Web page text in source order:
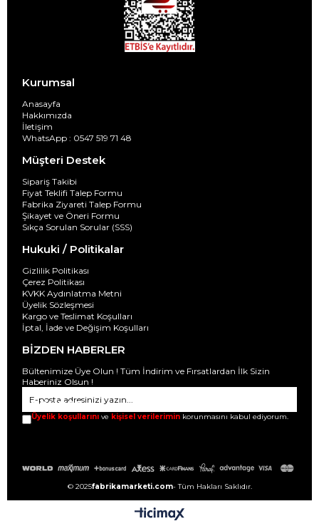
Kurumsal
Anasayfa
Hakkımızda
İletişim
WhatsApp : 0547 519 71 48
Müşteri Destek
Sipariş Takibi
Fiyat Teklifi Talep Formu
Fabrika Ziyareti Talep Formu
Şikayet ve Öneri Formu
Sıkça Sorulan Sorular (SSS)
Hukuki / Politikalar
Gizlilik Politikası
Çerez Politikası
KVKK Aydınlatma Metni
Üyelik Sözleşmesi
Kargo ve Teslimat Koşulları
İptal, İade ve Değişim Koşulları
BİZDEN HABERLER
Bültenimize Üye Olun ! Tüm İndirim ve Fırsatlardan İlk Sizin
Haberiniz Olsun !
GÖNDER
Üyelik koşullarını ve kişisel verilerimin korunmasını kabul ediyorum.
© 2025fabrikamarketi.com- Tüm Hakları Saklıdır.